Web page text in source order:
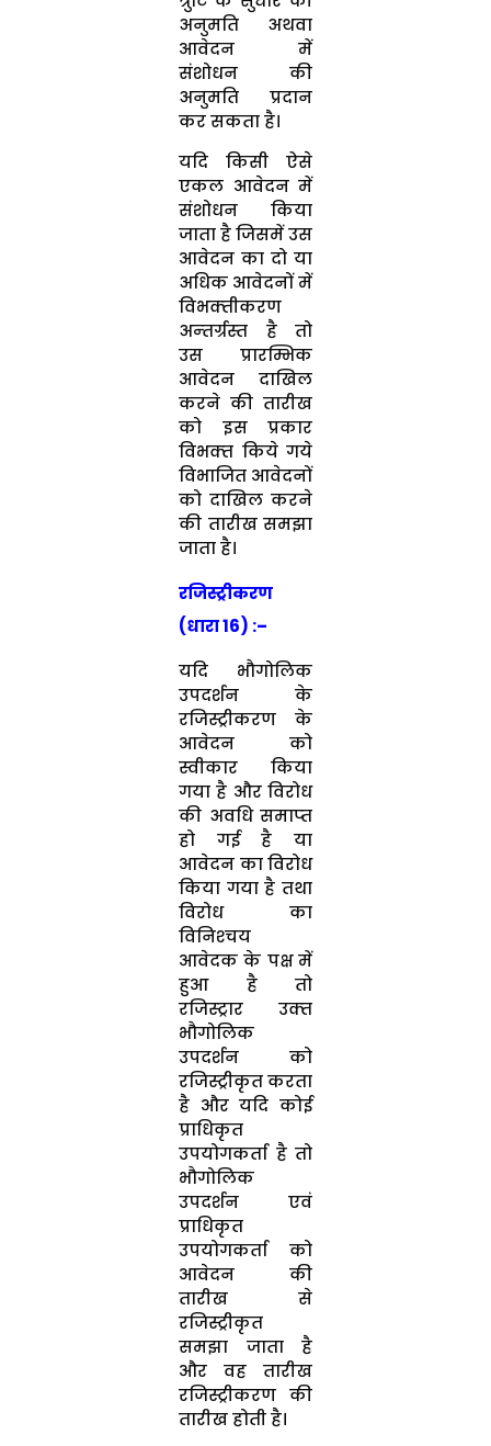
अनुमति अथवा
आवेदन में
संशोधन की
अनुमति प्रदान
कर सकता है।
यदि किसी ऐसे
एकल आवेदन में
संशोधन किया
जाता है जिसमें उस
आवेदन का दो या
अधिक आवेदनों में
विभ‍क्‍तीकरण
अन्‍तर्ग्रस्‍त है तो
उस प्रारम्भिक
आवेदन दाखिल
करने की तारीख
को इस प्रकार
विभक्‍त किये गये
विभाजित आवेदनों
को दाखिल करने
की तारीख समझा
जाता है।
रजिस्‍ट्रीकरण
(धारा 16) :–
यदि भौगोलिक
उपदर्शन के
रजिस्‍ट्रीकरण के
आवेदन को
स्‍वीकार किया
गया है और विरोध
की अवधि समाप्‍त
हो गई है या
आवेदन का विरोध
किया गया है तथा
विरोध का
विनिश्‍चय
आवेदक के पक्ष में
हुआ है तो
रजिस्‍ट्रार उक्‍त
भौगोलिक
उपदर्शन को
रजिस्‍ट्रीकृत करता
है और यदि कोई
प्राधिकृत
उपयोगकर्ता है तो
भौगोलिक
उपदर्शन एवं
प्राधिकृत
उपयोगकर्ता को
आवेदन की
तारीख से
रजिस्‍ट्रीकृत
समझा जाता है
और वह तारीख
रजिस्‍ट्रीकरण की
तारीख होती है।